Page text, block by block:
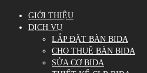
GIỚI THIỆU
DỊCH VỤ
LẮP ĐẶT BÀN BIDA
CHO THUÊ BÀN BIDA
SỬA CƠ BIDA